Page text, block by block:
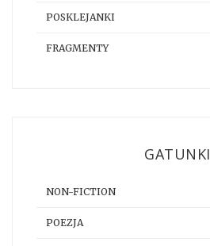
POSKLEJANKI
FRAGMENTY
GATUNKI
NON-FICTION
POEZJA